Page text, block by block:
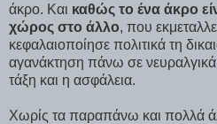
άκρο. Και καθώς το ένα άκρο
χώρος στο άλλο, που
κεφαλαιοποίησε πολιτικά τη
αγανάκτηση πάνω σε
τάξη και η ασφάλεια.
Χωρίς τα παραπάνω και πολλά